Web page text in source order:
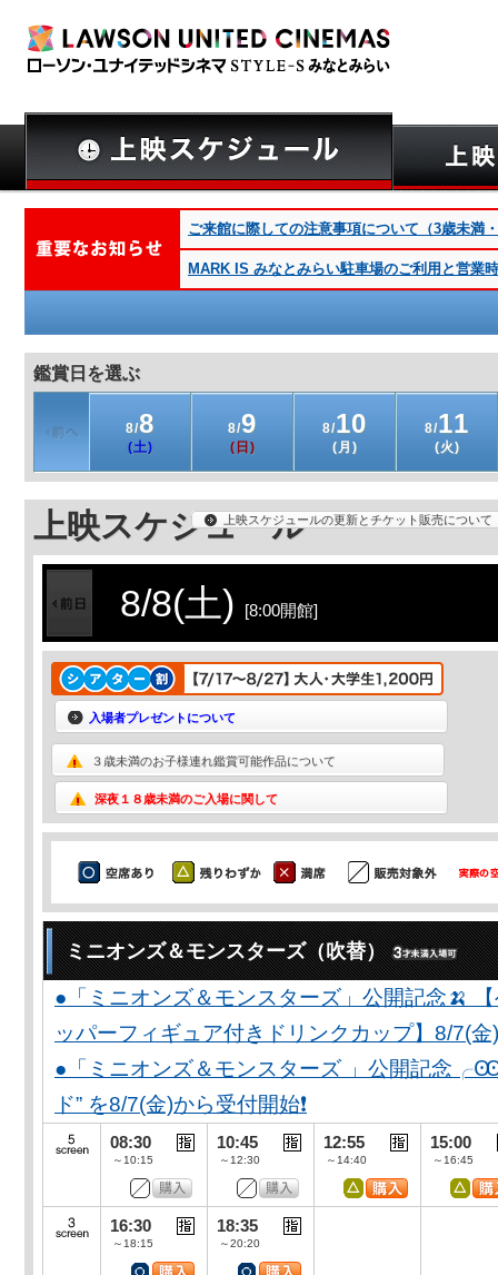
ご来館に際しての注意事項について（3歳未満
MARK IS みなとみらい駐車場のご利用と営業
鑑賞日を選ぶ
8/8
(土)
8/9
(日)
8/10
(月)
8/11
(火)
上映スケジュール上映スケジュールの更新とチケット販売について
8/8(土) [8:00開館]
入場者プレゼントについて
３歳未満のお子様連れ鑑賞可能作品について
深夜１８歳未満のご入場に関して
ミニオンズ＆モンスターズ（吹替）
●「ミニオンズ＆モンスターズ」公開記念🍌
ッパーフィギュア付きドリンクカップ】8/7(金
●「ミニオンズ＆モンスターズ 」公開記念
ド” を8/7(金)から受付開始❗️
08:30
～10:15
10:45
～12:30
12:55
～14:40
15:00
～16:45
16:30
～18:15
18:35
～20:20